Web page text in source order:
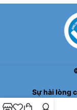
Sự hài lòng